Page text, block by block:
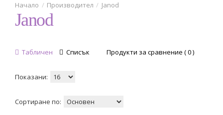
Производител Janod
Janod
Табличен Списък Продукти за сравнение ( 0 )
Показани:
Сортиране по: